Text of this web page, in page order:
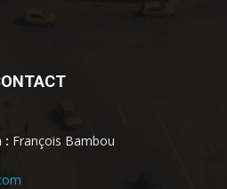
: François Bambou